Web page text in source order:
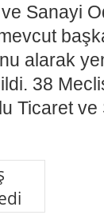
Sanayi
alarak
38
Ticaret ve